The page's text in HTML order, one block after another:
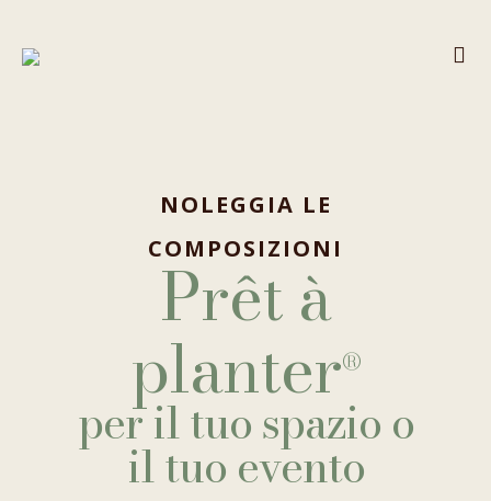
NOLEGGIA LE
COMPOSIZIONI
Prêt à
planter®
per il tuo spazio o
il tuo evento